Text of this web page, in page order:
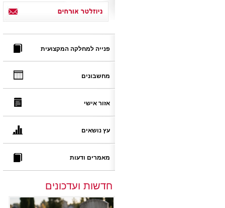
פנייה למחלקה המקצועית
מחשבונים
אזור אישי
עץ נושאים
מאמרים ודעות
חדשות ועדכונים